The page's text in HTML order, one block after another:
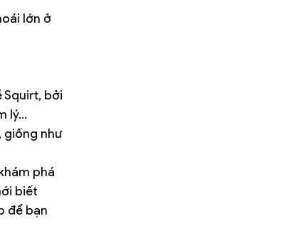
lớn ở
Squirt, bởi
lý…
giống như
phá
biết
để bạn